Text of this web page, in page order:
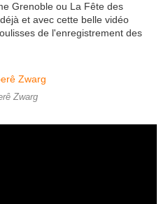
Grenoble ou La Fête des
et avec cette belle vidéo
de l'enregistrement des
Zwarg